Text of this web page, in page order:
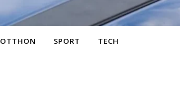
OTTHON SPORT TECH